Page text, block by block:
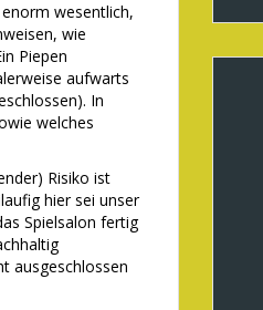
wesentlich,
wie
Piepen
aufwarts
In
welches
Risiko ist
hier sei unser
Spielsalon fertig
ausgeschlossen